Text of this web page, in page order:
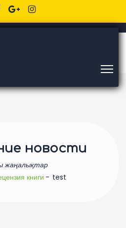
новости
жаңалықтар
книги test